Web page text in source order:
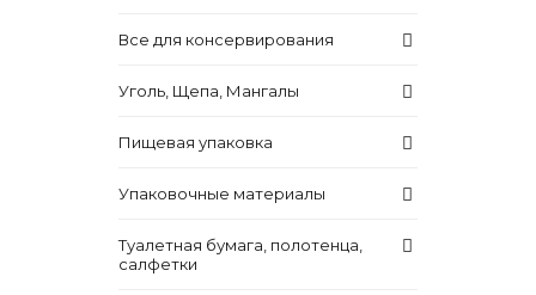
Все для консервирования
Уголь, Щепа, Мангалы
Пищевая упаковка
Упаковочные материалы
Туалетная бумага, полотенца,
салфетки